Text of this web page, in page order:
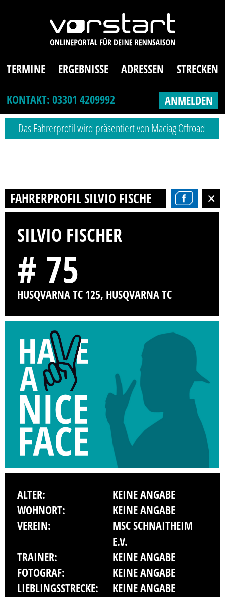
TERMINE ERGEBNISSE ADRESSEN
STRECKEN
KONTAKT: 03301 4209992
ANMELDEN
Das Fahrerprofil wird präsentiert von Maciag Offroad
FAHRERPROFIL SILVIO FISCHER
SILVIO FISCHER
# 75
HUSQVARNA TC 125, HUSQVARNA TC
ALTER:
KEINE ANGABE
WOHNORT:
KEINE ANGABE
VEREIN:
MSC SCHNAITHEIM
E.V.
TRAINER:
KEINE ANGABE
FOTOGRAF:
KEINE ANGABE
LIEBLINGSSTRECKE:
KEINE ANGABE